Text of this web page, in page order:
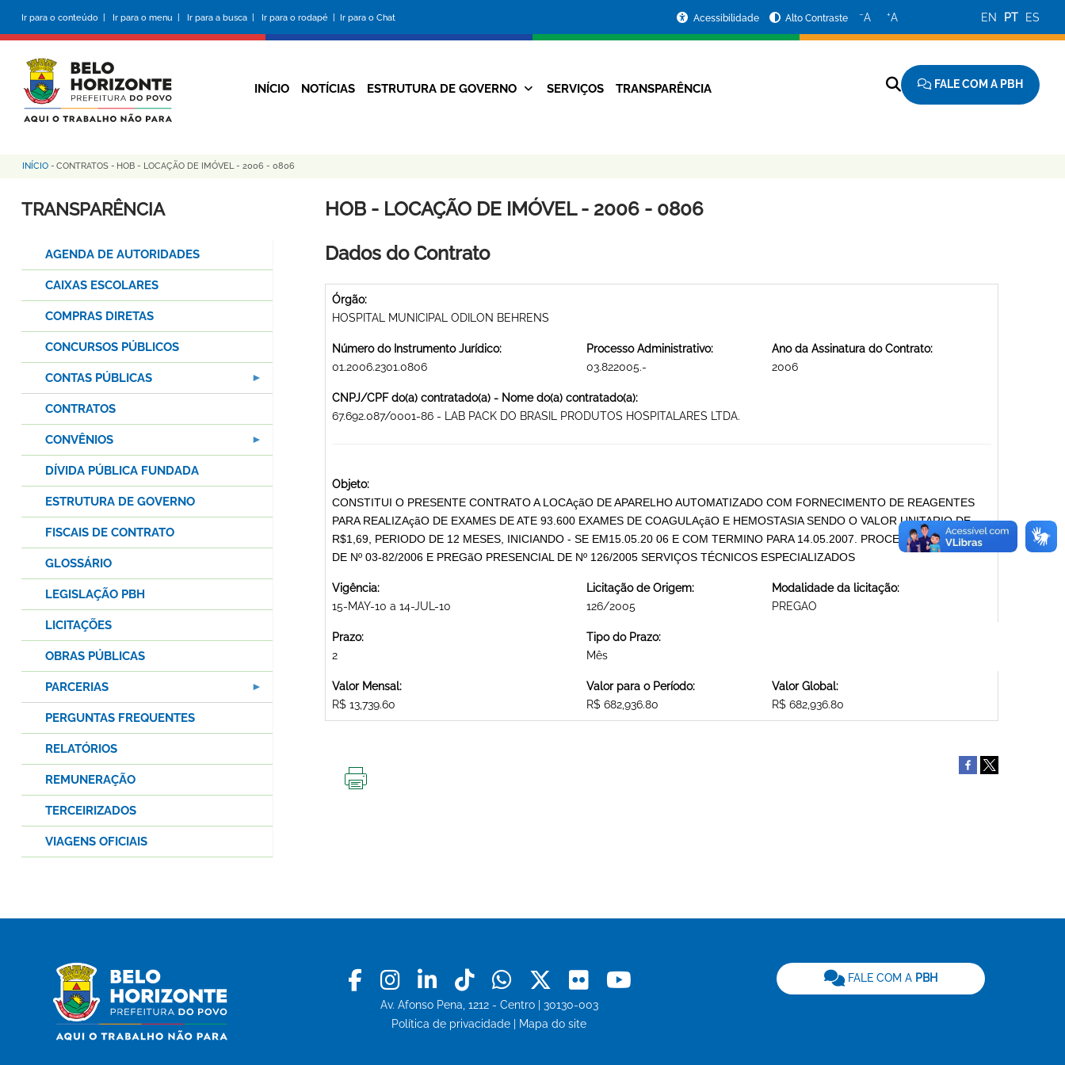
conteúdo
principal
Ir para o conteúdo | Ir para o menu | Ir para a busca | Ir para o rodapé | Ir para o Chat
da
Prefeitura
Acessibilidade Alto Contraste −A +A EN PT ES
Navegação
INÍCIO NOTÍCIAS ESTRUTURA DE GOVERNO SERVIÇOS TRANSPARÊNCIA FALE COM A PBH
Trilha
de
INÍCIO - CONTRATOS - HOB - LOCAÇÃO DE IMÓVEL - 2006 - 0806
HOB - LOCAÇÃO DE IMÓVEL - 2006 - 0806
Dados do Contrato
Órgão:
HOSPITAL MUNICIPAL ODILON BEHRENS
Número do Instrumento Jurídico:
01.2006.2301.0806
Processo Administrativo:
03.822005.-
Ano da Assinatura do Contrato:
2006
CNPJ/CPF do(a) contratado(a) - Nome do(a) contratado(a):
67.692.087/0001-86 - LAB PACK DO BRASIL PRODUTOS HOSPITALARES LTDA.
Objeto:
CONSTITUI O PRESENTE CONTRATO A LOCAçãO DE APARELHO AUTOMATIZADO COM FORNECIMENTO DE REAGENTES
PARA REALIZAçãO DE EXAMES DE ATE 93.600 EXAMES DE COAGULAçãO E HEMOSTASIA SENDO O VALOR UNITARIO DE
R$1,69, PERIODO DE 12 MESES, INICIANDO - SE EM15.05.20 06 E COM TERMINO PARA 14.05.2007. PROCESSO DE COMPRA
DE Nº 03-82/2006 E PREGãO PRESENCIAL DE Nº 126/2005 SERVIÇOS TÉCNICOS ESPECIALIZADOS
Vigência:
15-MAY-10 a 14-JUL-10
Licitação de Origem:
126/2005
Modalidade da licitação:
PREGAO
Prazo:
2
Tipo do Prazo:
Mês
Valor Mensal:
R$ 13,739.60
Valor para o Período:
R$ 682,936.80
Valor Global:
R$ 682,936.80
TRANSPARÊNCIA
AGENDA DE AUTORIDADES
CAIXAS ESCOLARES
COMPRAS DIRETAS
CONCURSOS PÚBLICOS
CONTAS PÚBLICAS
CONTRATOS
CONVÊNIOS
DÍVIDA PÚBLICA FUNDADA
ESTRUTURA DE GOVERNO
FISCAIS DE CONTRATO
GLOSSÁRIO
LEGISLAÇÃO PBH
LICITAÇÕES
OBRAS PÚBLICAS
PARCERIAS
PERGUNTAS FREQUENTES
RELATÓRIOS
REMUNERAÇÃO
TERCEIRIZADOS
VIAGENS OFICIAIS
Facebook
Instagram
LinkedinTiktokWhatsapp
X Flickr
Av. Afonso Pena, 1212 - Centro | 30130-003
Política de privacidade
Mapa do site
FALE COM A PBH